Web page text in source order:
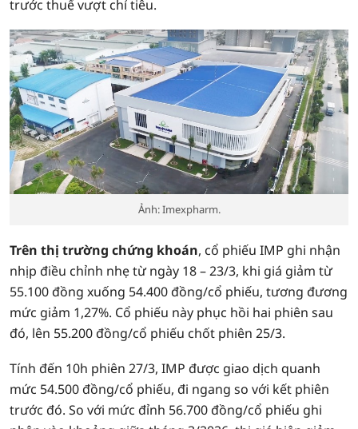
trước thuế vượt chỉ tiêu.
Ảnh: Imexpharm.
Trên thị trường chứng khoán, cổ phiếu IMP ghi nhận
nhịp điều chỉnh nhẹ từ ngày 18 – 23/3, khi giá giảm từ
55.100 đồng xuống 54.400 đồng/cổ phiếu, tương đương
mức giảm 1,27%. Cổ phiếu này phục hồi hai phiên sau
đó, lên 55.200 đồng/cổ phiếu chốt phiên 25/3.
Tính đến 10h phiên 27/3, IMP được giao dịch quanh
mức 54.500 đồng/cổ phiếu, đi ngang so với kết phiên
trước đó. So với mức đỉnh 56.700 đồng/cổ phiếu ghi